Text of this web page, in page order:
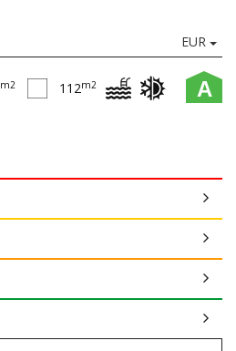
EUR
A
m2 112m2